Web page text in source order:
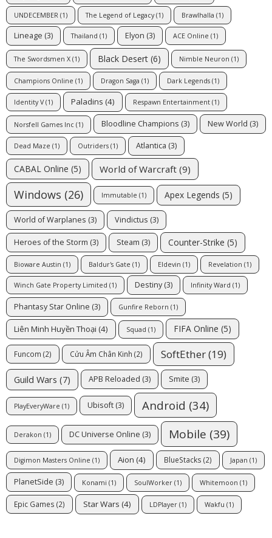
UNDECEMBER (1) The Legend of Legacy(1) Brawlhalla (1)
Lineage (3) Thailand (1) Elyon (3) ACE Online (1)
The Swordsmen X (1) Black Desert (6) Nimble Neuron (1)
Champions Online (1) Dragon Saga (1) Dark Legends (1)
Identity V(1) Paladins (4) Respawn Entertainment (1)
Norsfell Games Inc (1) Bloodline Champions (3) New World (3)
Dead Maze (1) Outriders (1) Atlantica (3)
CABAL Online (5) World of Warcraft (9)
Windows (26) Immutable (1) Apex Legends (5)
World of Warplanes (3) Vindictus (3)
Heroes of the Storm (3) Steam (3) Counter-Strike (5)
Bioware Austin (1) Baldur's Gate (1) Eldevin (1) Revelation (1)
Winch Gate Property Limited (1) Destiny(3) Infinity Ward (1)
Phantasy Star Online (3) Gunfire Reborn (1)
Liên Minh Huyền Thoại (4) Squad (1) FIFA Online (5)
Funcom (2) Cửu Âm Chân Kinh (2) SoftEther(19)
Guild Wars (7) APB Reloaded (3) Smite (3)
PlayEveryWare (1) Ubisoft (3) Android (34)
Derakon (1) DC Universe Online (3) Mobile (39)
Digimon Masters Online (1) Aion (4) BlueStacks (2) Japan (1)
PlanetSide (3) Konami (1) SoulWorker (1) Whitemoon (1)
Epic Games (2) Star Wars (4) LDPlayer (1) Wakfu (1)